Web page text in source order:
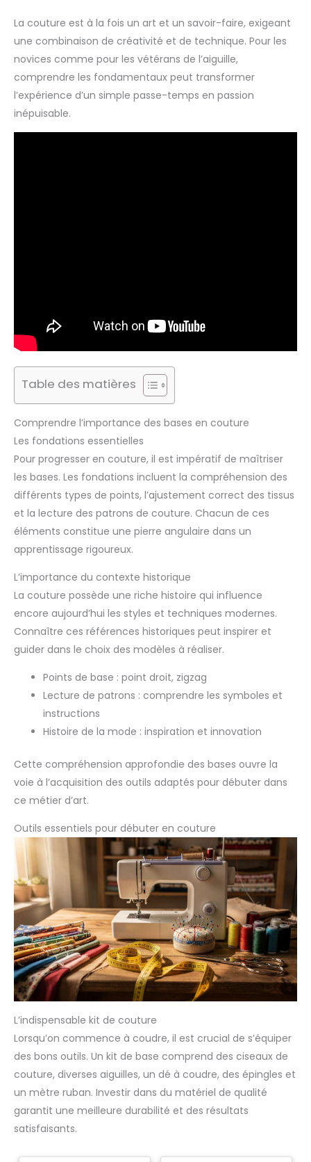
La couture est à la fois un art et un savoir-faire, exigeant
une combinaison de créativité et de technique. Pour les
novices comme pour les vétérans de l’aiguille,
comprendre les fondamentaux peut transformer
l’expérience d’un simple passe-temps en passion
inépuisable.
Table des matières
Comprendre l’importance des bases en couture
Les fondations essentielles
Pour progresser en couture, il est impératif de maîtriser
les bases. Les fondations incluent la compréhension des
différents types de points, l’ajustement correct des tissus
et la lecture des patrons de couture. Chacun de ces
éléments constitue une pierre angulaire dans un
apprentissage rigoureux.
L’importance du contexte historique
La couture possède une riche histoire qui influence
encore aujourd’hui les styles et techniques modernes.
Connaître ces références historiques peut inspirer et
guider dans le choix des modèles à réaliser.
Points de base : point droit, zigzag
Lecture de patrons : comprendre les symboles et
instructions
Histoire de la mode : inspiration et innovation
Cette compréhension approfondie des bases ouvre la
voie à l’acquisition des outils adaptés pour débuter dans
ce métier d’art.
Outils essentiels pour débuter en couture
L’indispensable kit de couture
Lorsqu’on commence à coudre, il est crucial de s’équiper
des bons outils. Un kit de base comprend des ciseaux de
couture, diverses aiguilles, un dé à coudre, des épingles et
un mètre ruban. Investir dans du matériel de qualité
garantit une meilleure durabilité et des résultats
satisfaisants.